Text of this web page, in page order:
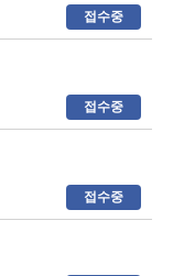
접수중
접수중
접수중